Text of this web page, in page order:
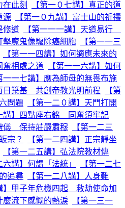
在此刻
【第一０七講】真正的道
源
【第一０九講】富士山的祈禱
修道
【第一一一講】天道易行
擊魔鬼像驅除癌細胞
【第一一三
【第一一四講】如何適應未來的
奮相處之道
【第一一六講】如何
一一七講】應為師母的無畏布施
日築基 共創帝教光明前程
【第
問題
【第一二０講】天門打開
講】四點座右銘 同奮須牢記
儀 保持莊嚴肅穆
【第一二三
宗？
【第一二四講】正宗靜坐
【第一二五講】弘法院教材傳
六講】何謂「法統」
【第一二七
追尋
【第一二八講】人身難
】甲子年危機四起 救劫使命加
麼流下感慨的熱淚
【第一三一